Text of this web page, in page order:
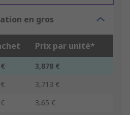
en gros
Prix par unité*
3,878 €
3,713 €
3,65 €